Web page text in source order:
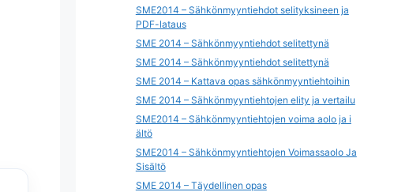
SME2014 – Sähkönmyyntiehdot selityksineen ja
PDF-lataus
SME 2014 – Sähkönmyyntiehdot selitettynä
SME 2014 – Sähkönmyyntiehdot selitettynä
SME 2014 – Kattava opas sähkönmyyntiehtoihin
SME 2014 – Sähkönmyyntiehtojen elity ja vertailu
SME2014 – Sähkönmyyntiehtojen voima aolo ja i
ältö
SME2014 – Sähkönmyyntiehtojen Voimassaolo Ja
Sisältö
SME 2014 – Täydellinen opas